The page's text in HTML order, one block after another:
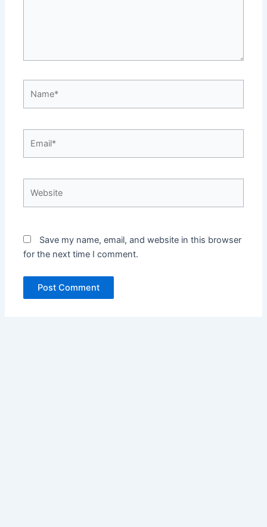
Save my name, email, and website in this browser
for the next time I comment.